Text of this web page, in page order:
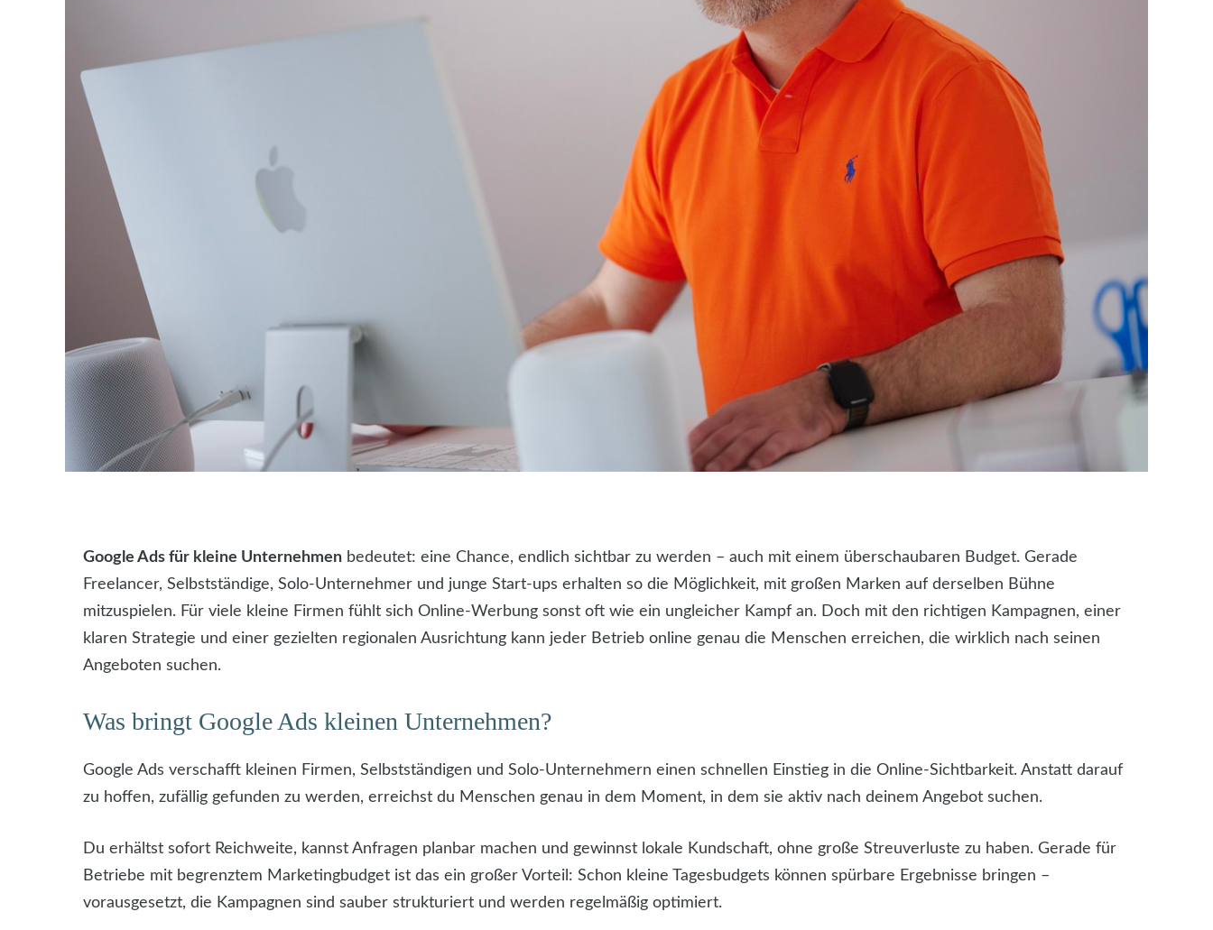
Google Ads für kleine Unternehmen bedeutet: eine Chance, endlich sichtbar zu werden – auch mit einem überschaubaren Budget. Gerade
Freelancer, Selbstständige, Solo-Unternehmer und junge Start-ups erhalten so die Möglichkeit, mit großen Marken auf derselben Bühne
mitzuspielen. Für viele kleine Firmen fühlt sich Online-Werbung sonst oft wie ein ungleicher Kampf an. Doch mit den richtigen Kampagnen, einer
klaren Strategie und einer gezielten regionalen Ausrichtung kann jeder Betrieb online genau die Menschen erreichen, die wirklich nach seinen
Angeboten suchen.
Was bringt Google Ads kleinen Unternehmen?
Google Ads verschafft kleinen Firmen, Selbstständigen und Solo-Unternehmern einen schnellen Einstieg in die Online-Sichtbarkeit. Anstatt darauf
zu hoffen, zufällig gefunden zu werden, erreichst du Menschen genau in dem Moment, in dem sie aktiv nach deinem Angebot suchen.
Du erhältst sofort Reichweite, kannst Anfragen planbar machen und gewinnst lokale Kundschaft, ohne große Streuverluste zu haben. Gerade für
Betriebe mit begrenztem Marketingbudget ist das ein großer Vorteil: Schon kleine Tagesbudgets können spürbare Ergebnisse bringen –
vorausgesetzt, die Kampagnen sind sauber strukturiert und werden regelmäßig optimiert.